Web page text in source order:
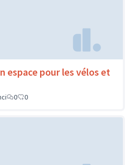
espace pour les vélos et
0 0